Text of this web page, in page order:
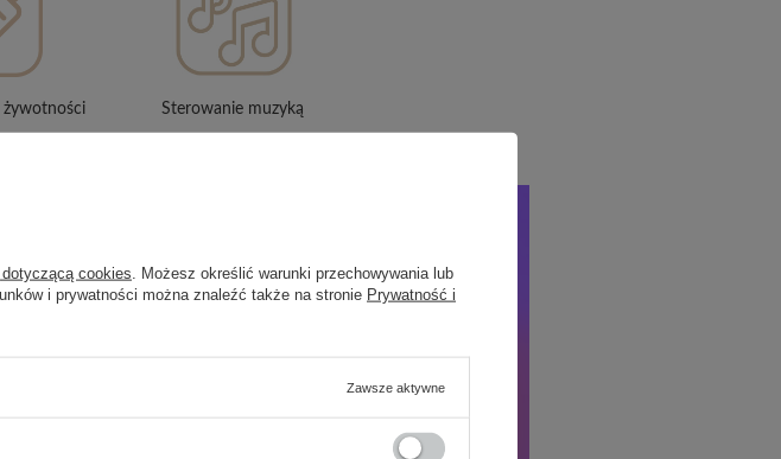
żywotności Sterowanie muzyką
cookies . Możesz określić warunki przechowywania lub
i prywatności można znaleźć także na stronie Prywatność i
Zawsze aktywne